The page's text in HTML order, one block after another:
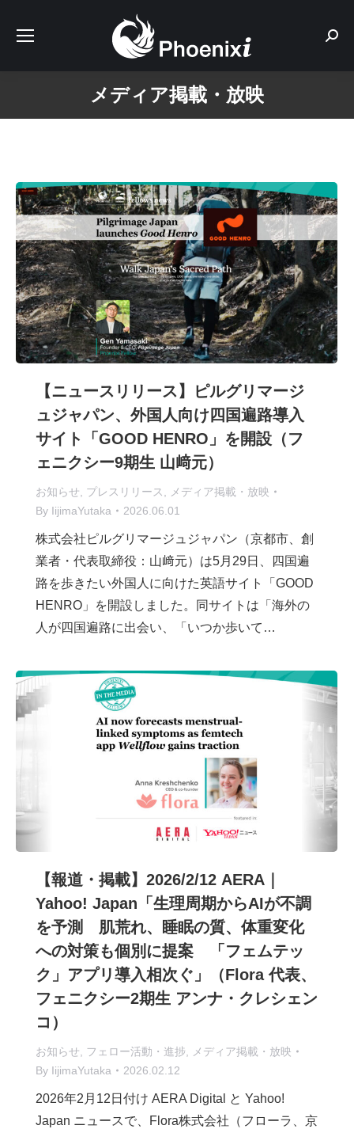
メディア掲載・放映
【ニュースリリース】ピルグリマージ
ュジャパン、外国人向け四国遍路導入
サイト「GOOD HENRO」を開設（フ
ェニクシー9期生 山﨑元）
お知らせ プレスリリース
メディア掲載・放映
By IijimaYutaka 2026.06.01
株式会社ピルグリマージュジャパン（京都市、創
業者・代表取締役：山﨑元）は5月29日、四国遍
路を歩きたい外国人に向けた英語サイト「GOOD
HENRO」を開設しました。同サイトは「海外の
人が四国遍路に出会い、「いつか歩いて…
【報道・掲載】2026/2/12 AERA｜
Yahoo! Japan「生理周期からAIが不調
を予測 肌荒れ、睡眠の質、体重変化
への対策も個別に提案 「フェムテッ
ク」アプリ導入相次ぐ」（Flora 代表、
フェニクシー2期生 アンナ・クレシェン
コ）
お知らせ フェロー活動・進捗
メディア掲載・放映
By IijimaYutaka 2026.02.12
2026年2月12日付け AERA Digital と Yahoo!
Japan ニュースで、Flora株式会社（フローラ、京